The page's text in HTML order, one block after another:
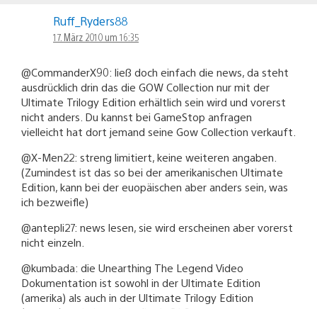
Ruff_Ryders88
17. März 2010 um 16:35
@CommanderX90: ließ doch einfach die news, da steht
ausdrücklich drin das die GOW Collection nur mit der
Ultimate Trilogy Edition erhältlich sein wird und vorerst
nicht anders. Du kannst bei GameStop anfragen
vielleicht hat dort jemand seine Gow Collection verkauft.
@X-Men22: streng limitiert, keine weiteren angaben.
(Zumindest ist das so bei der amerikanischen Ultimate
Edition, kann bei der euopäischen aber anders sein, was
ich bezweifle)
@antepli27: news lesen, sie wird erscheinen aber vorerst
nicht einzeln.
@kumbada: die Unearthing The Legend Video
Dokumentation ist sowohl in der Ultimate Edition
(amerika) als auch in der Ultimate Trilogy Edition